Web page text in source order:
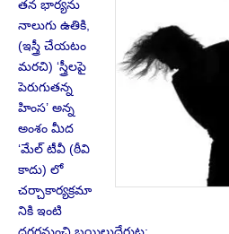
తన భార్యను
నాలుగు ఉతికి,
(ఇస్త్రీ చేయటం
మరచి) ‘స్త్రీలపై
పెరుగుతన్న
హింస’ అన్న
అంశం మీద
‘మేల్‌ టీవీ (ఠీవి
కాదు) లో
చర్చాకార్యక్రమా
నికి ఇంటి